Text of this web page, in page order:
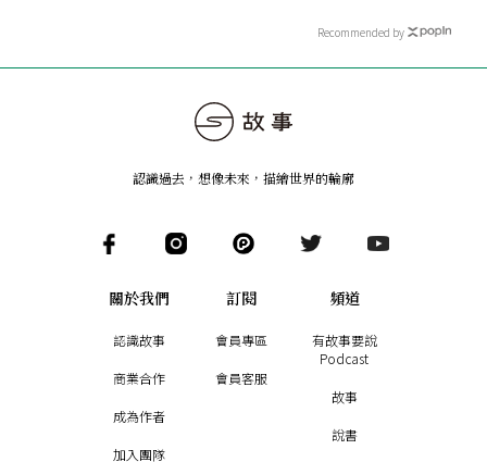
Recommended by
認識過去，想像未來 ， 描繪世界的輪廓
關於我們
認識故事
商業合作
成為作者
加入團隊
訂閱
會員專區
會員客服
頻道
有故事要說
Podcast
故事
說書